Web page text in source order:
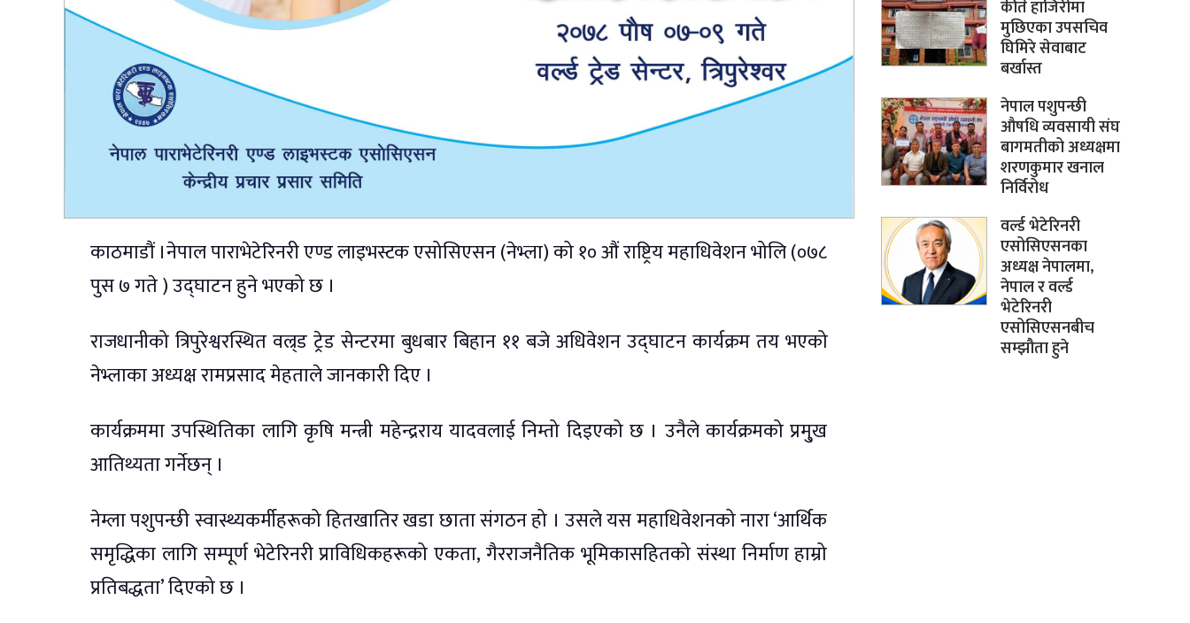
काठमाडौं ।नेपाल पाराभेटेरिनरी एण्ड लाइभस्टक एसोसिएसन (नेभ्ला) को १० औं राष्ट्रिय महाधिवेशन भोलि (०७८
पुस ७ गते ) उद्घाटन हुने भएको छ ।
राजधानीको त्रिपुरेश्वरस्थित वल्र्ड ट्रेड सेन्टरमा बुधबार बिहान ११ बजे अधिवेशन उद्घाटन कार्यक्रम तय भएको
नेभ्लाका अध्यक्ष रामप्रसाद मेहताले जानकारी दिए ।
कार्यक्रममा उपस्थितिका लागि कृषि मन्त्री महेन्द्रराय यादवलाई निम्तो दिइएको छ । उनैले कार्यक्रमको प्रमु्ख
आतिथ्यता गर्नेछन् ।
नेम्ला पशुपन्छी स्वास्थ्यकर्मीहरूको हितखातिर खडा छाता संगठन हो । उसले यस महाधिवेशनको नारा ‘आर्थिक
समृद्धिका लागि सम्पूर्ण भेटेरिनरी प्राविधिकहरूको एकता, गैरराजनैतिक भूमिकासहितको संस्था निर्माण हाम्रो
प्रतिबद्धता’ दिएको छ ।
कीर्ते हाजिरीमा
मुछिएका उपसचिव
घिमिरे सेवाबाट
बर्खास्त
नेपाल पशुपन्छी
औषधि व्यवसायी संघ
बागमतीको अध्यक्षमा
शरणकुमार खनाल
निर्विरोध
वर्ल्ड भेटेरिनरी
एसोसिएसनका
अध्यक्ष नेपालमा,
नेपाल र वर्ल्ड
भेटेरिनरी
एसोसिएसनबीच
सम्झौता हुने